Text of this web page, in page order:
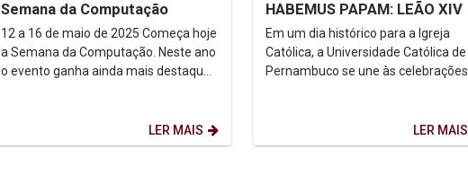
Semana da Computação
12 a 16 de maio de 2025 Começa hoje
a Semana da Computação. Neste ano
o evento ganha ainda mais destaque
LER MAIS
HABEMUS PAPAM: LEÃO XIV
Em um dia histórico para a Igreja
Católica, a Universidade Católica de
Pernambuco se une às celebrações
LER MAIS